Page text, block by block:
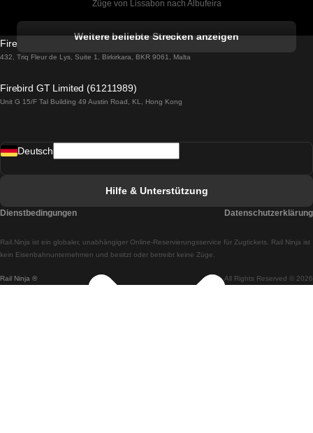
Züge von Lissabon nach Albufeira
Züge von Lissabon nach Lagos
Züge von Lissabon nach Madrid
Züge von Lissabon nach Braga
Züge von Braga nach Lissabon
Weitere beliebte Strecken anzeigen
Firebird GT Limited (OC 1451)
432, Triq Fleur de Lys, Suite 1, Birkirkara, BKR 9061, Malta
Firebird GT Limited (61211989)
Unit G 15/F Tal Building 49 Austin Road, KL, Hong Kong
Rail Ninja ® All Rights Reserved © 2026
Rail.Ninja ist ein globaler, unabhängiger Online-Reservierungsservice für Zugtickets. Rail Ninja ist
kein Eisenbahnunternehmen und besitzt oder betreibt keine Züge.
Deutsch
Hilfe & Unterstützung
Dienstbedingungen Datenschutzerklärung